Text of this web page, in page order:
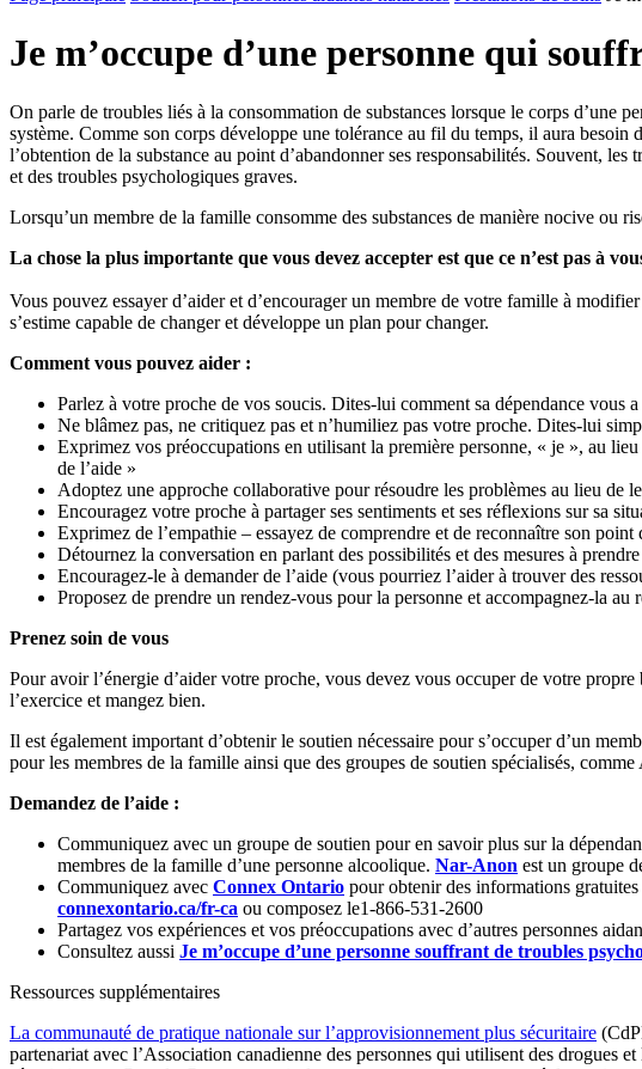
Je m’occupe d’une personne qui
On parle de troubles liés à la consommation de substances lorsque le corps d’une
système. Comme son corps développe une tolérance au fil du temps, il aura
l’obtention de la substance au point d’abandonner ses responsabilités. Souvent,
et des troubles psychologiques graves.
Lorsqu’un membre de la famille consomme des substances de manière nocive ou
La chose la plus importante que vous devez accepter est que ce n’est pas à
Vous pouvez essayer d’aider et d’encourager un membre de votre famille à
s’estime capable de changer et développe un plan pour changer.
Comment vous pouvez aider :
Parlez à votre proche de vos soucis. Dites-lui comment sa dépendance vous
Ne blâmez pas, ne critiquez pas et n’humiliez pas votre proche. Dites-lui
Exprimez vos préoccupations en utilisant la première personne, « je », au
de l’aide »
Adoptez une approche collaborative pour résoudre les problèmes au lieu de
Encouragez votre proche à partager ses sentiments et ses réflexions sur sa
Exprimez de l’empathie – essayez de comprendre et de reconnaître son
Détournez la conversation en parlant des possibilités et des mesures à prendre
Encouragez-le à demander de l’aide (vous pourriez l’aider à trouver des
Proposez de prendre un rendez-vous pour la personne et accompagnez-la au
Prenez soin de vous
Pour avoir l’énergie d’aider votre proche, vous devez vous occuper de votre
l’exercice et mangez bien.
Il est également important d’obtenir le soutien nécessaire pour s’occuper d’un
pour les membres de la famille ainsi que des groupes de soutien spécialisés,
Demandez de l’aide :
Communiquez avec un groupe de soutien pour en savoir plus sur la
membres de la famille d’une personne alcoolique. Nar-Anon est un groupe
Communiquez avec Connex Ontario pour obtenir des informations
connexontario.ca/fr-ca ou composez le1-866-531-2600
Partagez vos expériences et vos préoccupations avec d’autres personnes
Consultez aussi Je m’occupe d’une personne souffrant de troubles
Ressources supplémentaires
La communauté de pratique nationale sur l’approvisionnement plus sécuritaire
partenariat avec l’Association canadienne des personnes qui utilisent des drogues